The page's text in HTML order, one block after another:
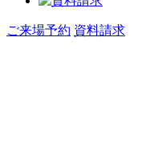
ご来場予約 資料請求